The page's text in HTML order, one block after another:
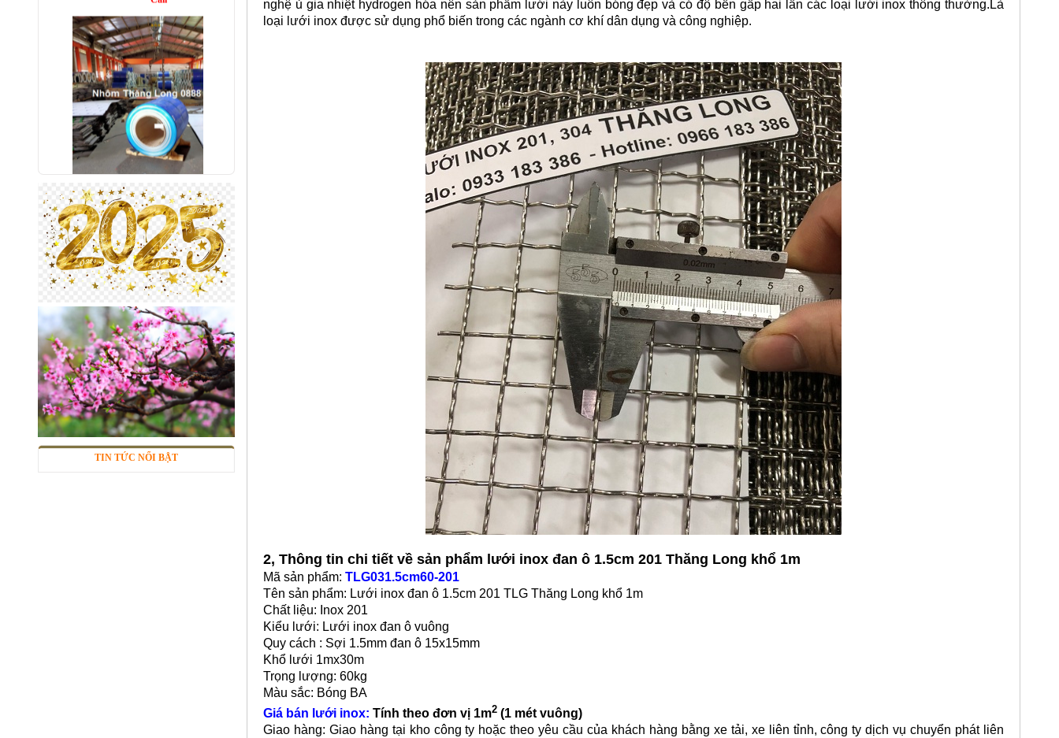
Nhôm bảo ôn cuộn mỏng A1050
Mã SP: AbaoonA1050
Call
Lưới inox 304
Mã SP: LIox304data12
Call
TIN TỨC NỔI BẬT
nghệ ủ gia nhiệt hydrogen hóa nên sản phẩm lưới này luôn bóng đẹp và có độ bền gấp hai lần các loại lưới inox thông thường.Là
loại lưới inox được sử dụng phổ biến trong các ngành cơ khí dân dụng và công nghiệp.
2, Thông tin chi tiết về sản phẩm lưới inox đan ô 1.5cm 201 Thăng Long khổ 1m
Mã sản phẩm: TLG031.5cm60-201
Tên sản phẩm: Lưới inox đan ô 1.5cm 201 TLG Thăng Long khổ 1m
Chất liệu: Inox 201
Kiểu lưới: Lưới inox đan ô vuông
Quy cách : Sợi 1.5mm đan ô 15x15mm
Khổ lưới 1mx30m
Trọng lượng: 60kg
Màu sắc: Bóng BA
Giá bán lưới inox: Tính theo đơn vị 1m2 (1 mét vuông)
Giao hàng: Giao hàng tại kho công ty hoặc theo yêu cầu của khách hàng bằng xe tải, xe liên tỉnh, công ty dịch vụ chuyển phát liên